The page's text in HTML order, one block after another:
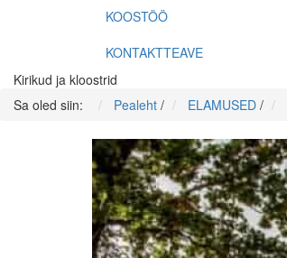
KOOSTÖÖ
KONTAKTTEAVE
Kirikud ja kloostrid
Sa oled siin:
Pealeht / ELAMUSED /